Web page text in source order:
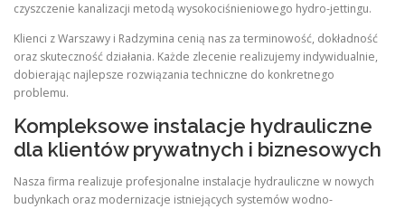
czyszczenie kanalizacji metodą wysokociśnieniowego hydro-jettingu.
Klienci z Warszawy i Radzymina cenią nas za terminowość, dokładność
oraz skuteczność działania. Każde zlecenie realizujemy indywidualnie,
dobierając najlepsze rozwiązania techniczne do konkretnego
problemu.
Kompleksowe instalacje hydrauliczne
dla klientów prywatnych i biznesowych
Nasza firma realizuje profesjonalne instalacje hydrauliczne w nowych
budynkach oraz modernizacje istniejących systemów wodno-